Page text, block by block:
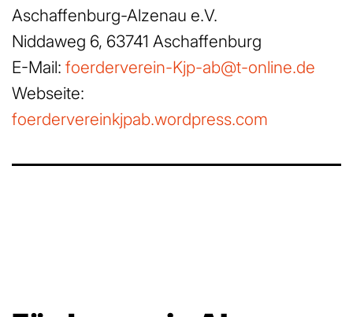
Aschaffenburg-Alzenau e.V.
Niddaweg 6, 63741 Aschaffenburg
E-Mail: foerderverein-Kjp-ab@t-online.de
Webseite:
foerdervereinkjpab.wordpress.com